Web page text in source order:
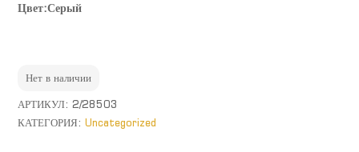
Цвет:Серый
Нет в наличии
АРТИКУЛ:2/28503
КАТЕГОРИЯ:Uncategorized